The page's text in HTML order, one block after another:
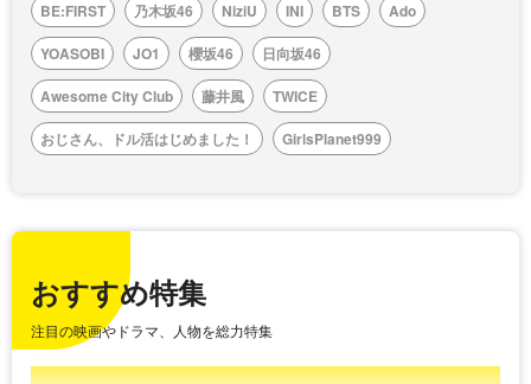
BE:FIRST 乃木坂46 NiziU INI BTS
Ado
YOASOBI
JO1 櫻坂46
日向坂46
Awesome City Club
藤井風
TWICE
おじさん、ドル活はじめました！
GirlsPlanet999
おすすめ特集
注目の映画やドラマ、人物を総力特集